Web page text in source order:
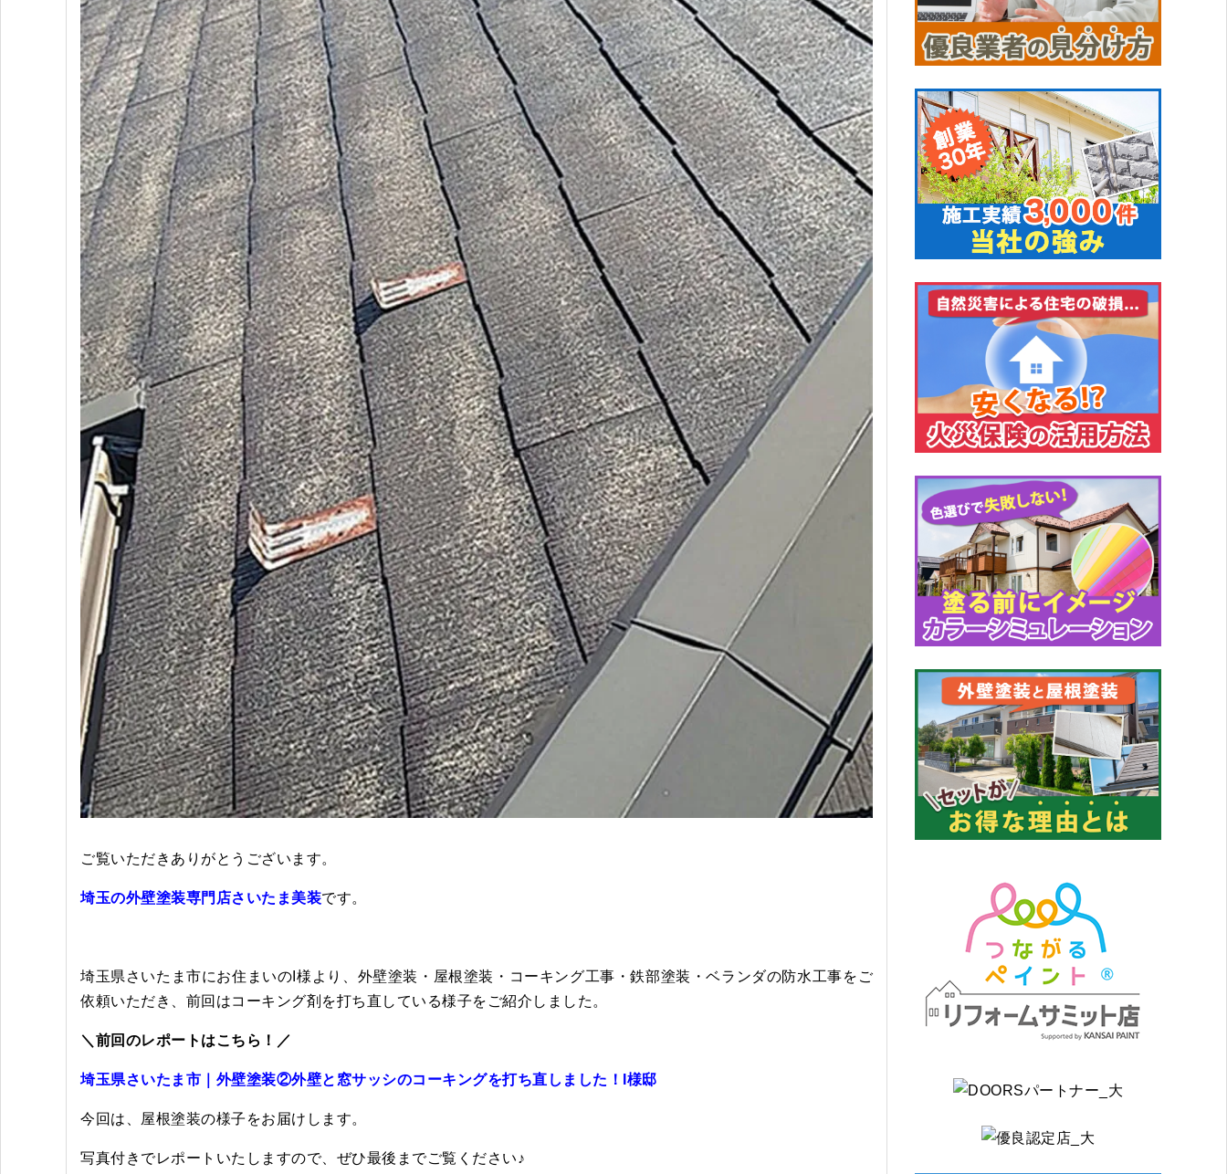
ご覧いただきありがとうございます。
埼玉の外壁塗装専門店さいたま美装です。
埼玉県さいたま市にお住まいのI様より、外壁塗装・屋根塗装・コーキング工事・鉄部塗装・ベランダの防水工事をご
依頼いただき、前回はコーキング剤を打ち直している様子をご紹介しました。
＼前回のレポートはこちら！／
埼玉県さいたま市｜外壁塗装②外壁と窓サッシのコーキングを打ち直しました！I様邸
今回は、屋根塗装の様子をお届けします。
写真付きでレポートいたしますので、ぜひ最後までご覧ください♪